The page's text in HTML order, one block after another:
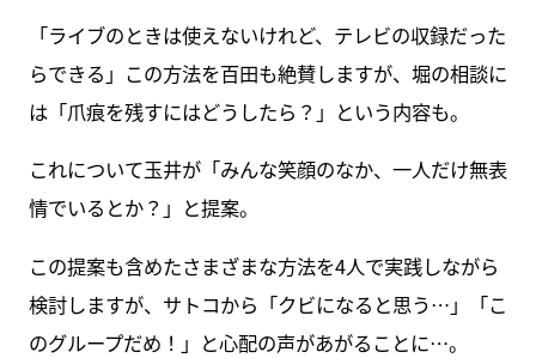
「ライブのときは使えないけれど、テレビの収録だった
らできる」この方法を百田も絶賛しますが、堀の相談に
は「爪痕を残すにはどうしたら？」という内容も。
これについて玉井が「みんな笑顔のなか、一人だけ無表
情でいるとか？」と提案。
この提案も含めたさまざまな方法を4人で実践しながら
検討しますが、サトコから「クビになると思う…」「こ
のグループだめ！」と心配の声があがることに…。